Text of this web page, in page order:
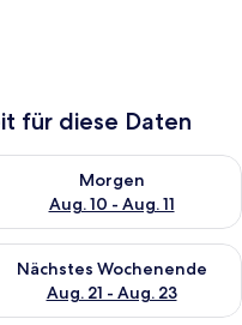
für diese Daten
Nacht, Aug. 9 - Aug.
Morgen
Aug. 10 - Aug. 11
die Verfügbarkeit
Wochenende, Aug. 14
Nächstes Wochenende
Aug. 21 - Aug. 23
die Verfügbarkeit